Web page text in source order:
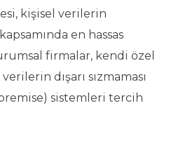
kişisel verilerin
en hassas
firmalar, kendi özel
dışarı sızmaması
sistemleri tercih